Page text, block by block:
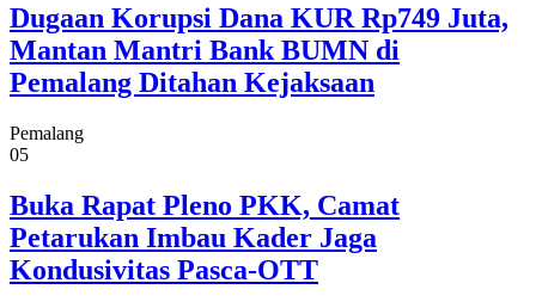
Dugaan Korupsi Dana KUR Rp749 Juta,
Mantan Mantri Bank BUMN di
Pemalang Ditahan Kejaksaan
Pemalang
05
Buka Rapat Pleno PKK, Camat
Petarukan Imbau Kader Jaga
Kondusivitas Pasca-OTT